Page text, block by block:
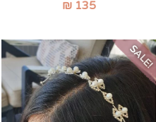
₪ 135
SALE!